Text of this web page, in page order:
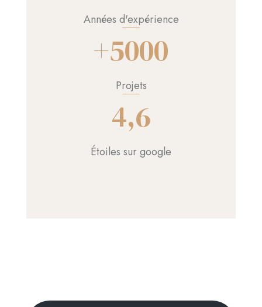
Années d'expérience
+5000
Projets
4,6
Étoiles sur google